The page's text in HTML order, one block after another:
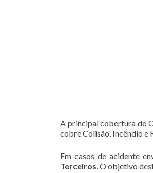
A principal cobertura do
cobre Colisão, Incêndio e
Em casos de acidente
Terceiros . O objetivo